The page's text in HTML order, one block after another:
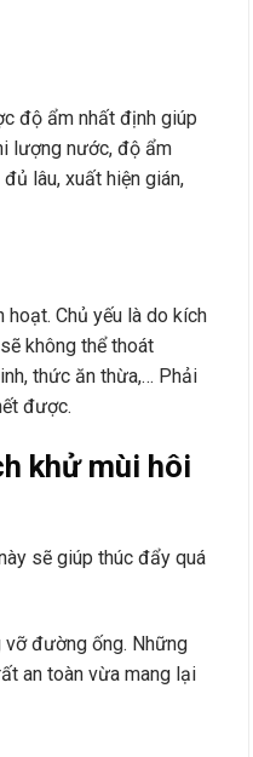
độ ẩm nhất định giúp
lượng nước, độ ẩm
lâu, xuất hiện gián,
Chủ yếu là do kích
không thể thoát
thức ăn thừa,… Phải
được.
khử mùi hôi
sẽ giúp thúc đẩy quá
đường ống. Những
an toàn vừa mang lại